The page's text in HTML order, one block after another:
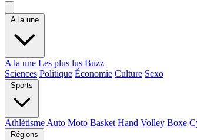
A la une
A la une Les plus lus Buzz
Sciences Politique Économie Culture Sexo
Sports
Athlétisme Auto Moto Basket Hand Volley Boxe
Régions